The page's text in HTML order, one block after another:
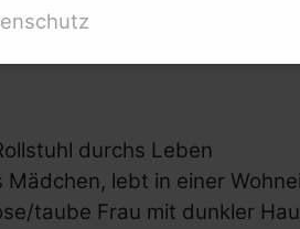
durchs Leben
lebt in einer
taube Frau mit dunkler